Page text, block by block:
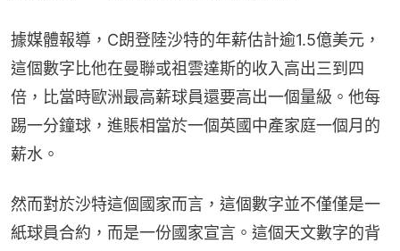
據媒體報導，C朗登陸沙特的年薪估計逾1.5億美元，
這個數字比他在曼聯或祖雲達斯的收入高出三到四
倍，比當時歐洲最高薪球員還要高出一個量級。他每
踢一分鐘球，進賬相當於一個英國中產家庭一個月的
薪水。
然而對於沙特這個國家而言，這個數字並不僅僅是一
紙球員合約，而是一份國家宣言。這個天文數字的背